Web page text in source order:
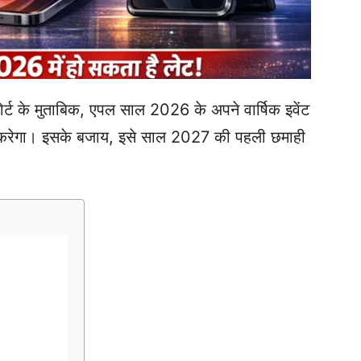
के मुताबिक, एपल साल 2026 के अपने वार्षिक इवेंट
इसके बजाय, इसे साल 2027 की पहली छमाही